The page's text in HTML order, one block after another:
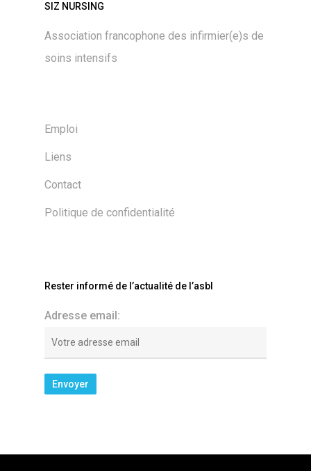
SIZ NURSING
Association francophone des infirmier(e)s de
soins intensifs
Emploi
Liens
Contact
Politique de confidentialité
Rester informé de l’actualité de l’asbl
Adresse email: